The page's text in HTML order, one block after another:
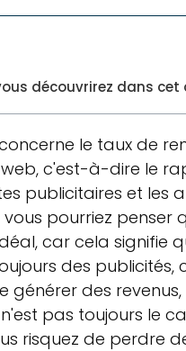
découvrirez dans cet
le taux de
c'est-à-dire le
publicitaires et les
pourriez penser
car cela signifie
des publicités,
générer des
pas toujours le
risquez de perdre